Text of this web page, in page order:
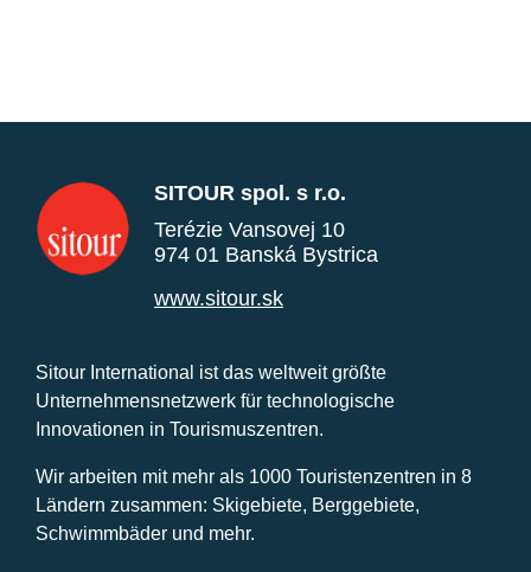
SITOUR spol. s r.o.
Terézie Vansovej 10
974 01 Banská Bystrica
www.sitour.sk
Sitour International ist das weltweit größte
Unternehmensnetzwerk für technologische
Innovationen in Tourismuszentren.
Wir arbeiten mit mehr als 1000 Touristenzentren in 8
Ländern zusammen: Skigebiete, Berggebiete,
Schwimmbäder und mehr.